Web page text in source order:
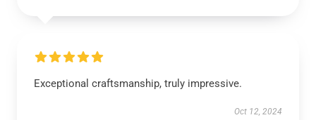
Exceptional craftsmanship, truly impressive.
Oct 12, 2024